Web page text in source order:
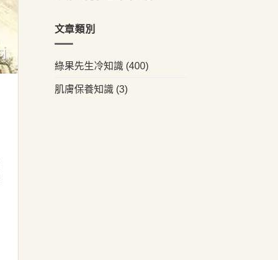
文章類別
綠果先生冷知識(400)
肌膚保養知識(3)